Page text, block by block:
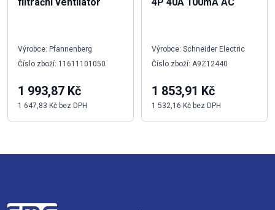
Výrobce: Pfannenberg
Číslo zboží: 11611101050
1 993,87 Kč
1 647,83 Kč bez DPH
Výrobce: Schneider Electric
Číslo zboží: A9Z12440
1 853,91 Kč
1 532,16 Kč bez DPH